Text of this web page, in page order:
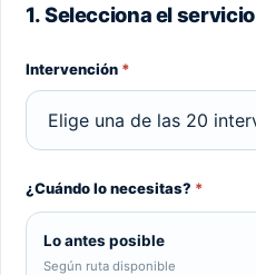
1. Selecciona el servicio
Intervención *
¿Cuándo lo necesitas? *
Lo antes posible
Según ruta disponible